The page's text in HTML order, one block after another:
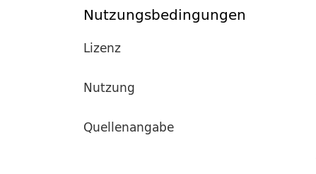
Nutzungsbedingungen
Lizenz
Nutzung
Quellenangabe